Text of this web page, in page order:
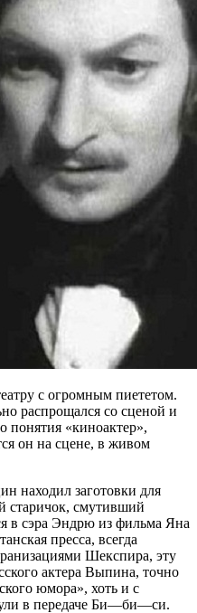
с огромным пиететом.
распрощался со сценой и
понятия «киноактер»,
он на сцене, в живом
находил заготовки для
старичок, смутивший
в сэра Эндрю из фильма Яна
пресса, всегда
Шекспира, эту
актера Выпина, точно
юмора», хоть и с
в передаче Би—би—си.